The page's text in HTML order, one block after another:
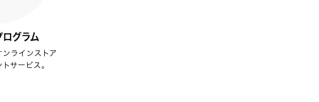
ログラム
ラインストア
サービス。